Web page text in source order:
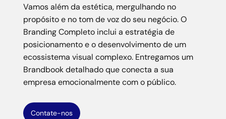
Vamos além da estética, mergulhando no
propósito e no tom de voz do seu negócio. O
Branding Completo inclui a estratégia de
posicionamento e o desenvolvimento de um
ecossistema visual complexo. Entregamos um
Brandbook detalhado que conecta a sua
empresa emocionalmente com o público.
Contate-nos